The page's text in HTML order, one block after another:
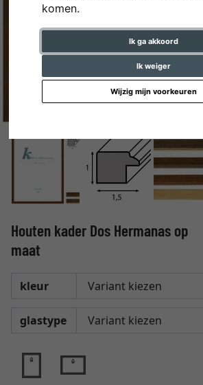
komen.
Ik ga akkoord
Ik weiger
Wijzig mijn voorkeuren
Houten kader Dos Hermanas op
maat
kleur
glastype